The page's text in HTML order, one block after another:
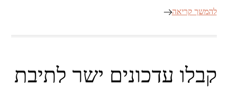
להמשך קריאה
קבלו עדכונים ישר לתיבת